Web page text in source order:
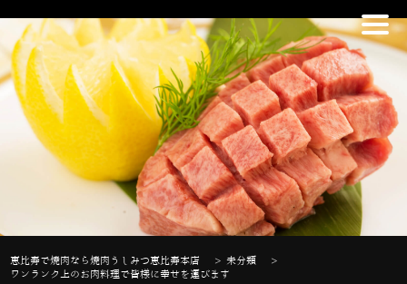
恵比寿で焼肉なら焼肉うしみつ恵比寿本店 >未分類
>
ワンランク上のお肉料理で皆様に幸せを運びます